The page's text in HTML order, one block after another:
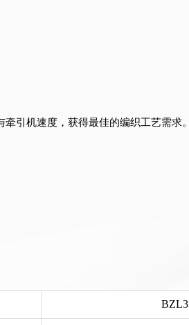
引机速度，获得最佳的编织工艺需求。
BZL3